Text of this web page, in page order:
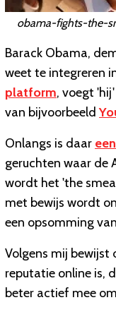
obama-fights-the-
Barack Obama,
weet te integreren
platform, voegt
van bijvoorbeeld
Onlangs is daar
geruchten waar de
wordt het 'the
met bewijs wordt
een opsomming
Volgens mij bewijst
reputatie online is,
beter actief mee